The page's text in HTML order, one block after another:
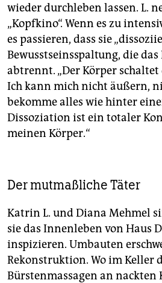
wieder durchleben lassen. L.
„Kopfkino“. Wenn es zu
es passieren, dass sie
Bewusstseinsspaltung, die
abtrennt. „Der Körper
Ich kann mich nicht äußern,
bekomme alles wie hinter
Dissoziation ist ein totaler
meinen Körper.“
Der mutmaßliche Täter
Katrin L. und Diana Mehmel
sie das Innenleben von Haus
inspizieren. Umbauten
Rekonstruktion. Wo im Keller
Bürstenmassagen an